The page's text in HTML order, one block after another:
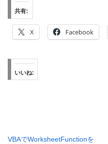
共有:
X Facebook
いいね:
VBAでWorksheetFunctionを